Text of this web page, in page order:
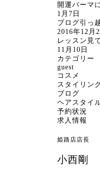
開運パーマ
1月7日
ブログ引っ
2016年12月
レッスン見
11月10日
カテゴリー
guest
コスメ
スタイリン
ブログ
ヘアスタイ
予約状況
求人情報
姫路店店長
小西剛